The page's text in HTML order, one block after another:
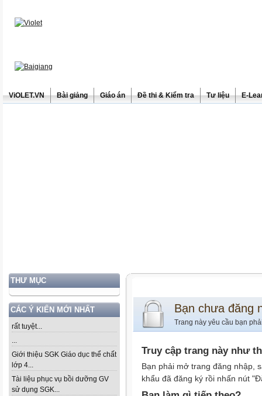
ViOLET.VN Bài giảng Giáo án Đề thi & Kiểm tra Tư liệu E-
THƯ MỤC
CÁC Ý KIẾN MỚI NHẤT
rất tuyệt...
...
Giới thiệu SGK Giáo dục thể chất
lớp 4...
Tài liệu phục vụ bồi dưỡng GV
sử dụng SGK...
Bạn chưa đăng
Trang này yêu cầu bạn
Truy cập trang này như
Bạn phải mở trang đăng nhập,
khẩu đã đăng ký rồi nhấn nút